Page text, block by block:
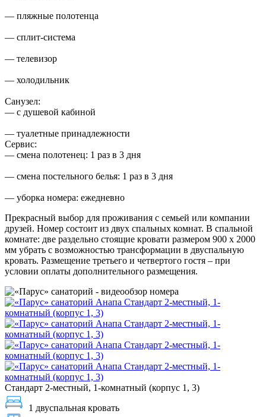
— пляжные полотенца
— сплит-система
— телевизор
— холодильник
Санузел:
— с душевой кабиной
— туалетные принадлежности
Сервис:
— смена полотенец: 1 раз в 3 дня
— смена постельного белья: 1 раз в 3 дня
— уборка номера: ежедневно
Прекрасный выбор для проживания с семьей или компании
друзей. Номер состоит из двух спальных комнат. В спальной
комнате: две раздельно стоящие кровати размером 900 х 2000
мм убрать с возможностью трансформации в двуспальную
кровать. Размещение третьего и четвертого гостя – при
условии оплаты дополнительного размещения.
Стандарт 2-местный, 1-комнатный (корпус 1, 3)
1 двуспальная кровать